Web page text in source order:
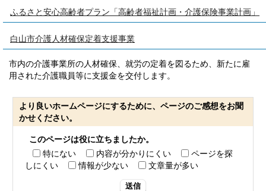
ふるさと安心高齢者プラン「高齢者福祉計画・介護保険事業計画」
白山市介護人材確保定着支援事業
市内の介護事業所の人材確保、就労の定着を図るため、新たに雇
用された介護職員等に支援金を交付します。
より良いホームページにするために、ページのご感想をお聞
かせください。
このページは役に立ちましたか。
特にない
内容が分かりにくい
ページを探
しにくい
情報が少ない 文章量が多い
送信